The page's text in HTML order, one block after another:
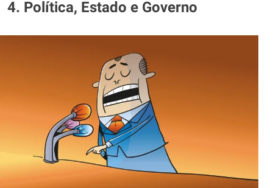
4. Política, Estado e Governo